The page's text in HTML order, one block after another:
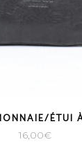
ÉTUI
16,00€